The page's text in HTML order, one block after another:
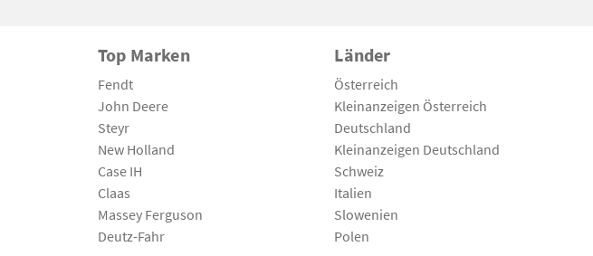
Top Marken
Fendt
John Deere
Steyr
New Holland
Case IH
Claas
Massey Ferguson
Deutz-Fahr
Länder
Österreich
Kleinanzeigen Österreich
Deutschland
Kleinanzeigen Deutschland
Schweiz
Italien
Slowenien
Polen